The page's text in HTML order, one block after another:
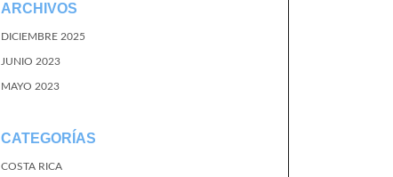
ARCHIVOS
DICIEMBRE 2025
JUNIO 2023
MAYO 2023
CATEGORÍAS
COSTA RICA